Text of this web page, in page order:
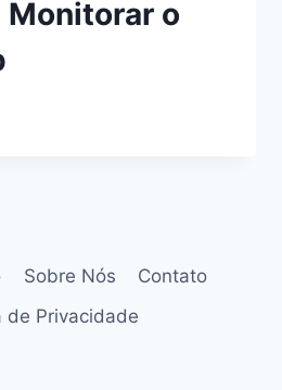
Monitorar o
Sobre Nós
Contato
de Privacidade